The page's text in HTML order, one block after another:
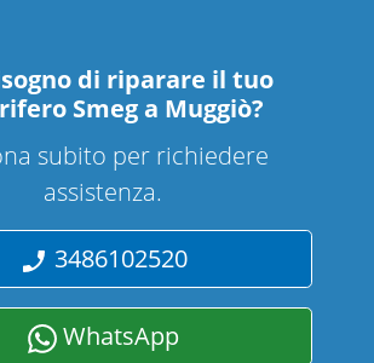
di riparare il tuo
Smeg a Muggiò?
subito per richiedere
assistenza.
3486102520
WhatsApp